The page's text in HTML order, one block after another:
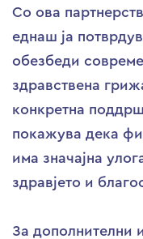
Со ова
еднаш ја
обезбеди
здравствена
конкретна
покажува дека
има значајна
здравјето и
За дополнителни